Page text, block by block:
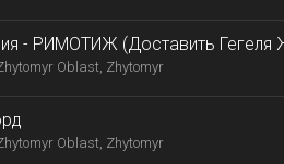
- РИМОТИЖ (Доставить Гегеля
Oblast, Zhytomyr
Oblast, Zhytomyr